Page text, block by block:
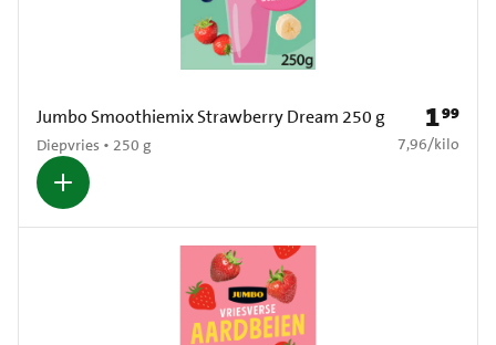
Jumbo Smoothiemix Strawberry Dream 250 g
Diepvries • 250 g
Prijs: €
199
€ 7,96 per kilo
7,96/kilo